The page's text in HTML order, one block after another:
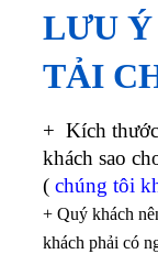
LƯU
TẢI
+ Kích
khách sao
( chúng tôi
+ Quý khách
khách phải có